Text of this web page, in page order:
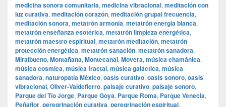
medicina sonora comunitaria, medicina vibracional, meditación con
luz curativa, meditación corazón, meditación grupal frecuencia,
meditación sonora, metatrón armonía, metatrón energía blanca,
metatrón enseñanza esotérica, metatrón limpieza energética,
metatrón maestro espiritual, metatrón meditación, metatrón
protección energética, metatrón sanación, metatrón sanadora,
Miralbueno, Montañana, Montecanal, Movera, música chamánica,
música cosmica, música fractal, música galáctica, música
sanadora, naturopatía México, oasis curativo, oasis sonoro, oasis
vibracional, Oliver-Valdefierro, paisaje curativo, paisaje sonoro,
Parque del Tío Jorge, Parque Goya, Parque Roma, Parque Venecia,
Peñaflor, peregrinación curativa, peregrinación espiritual,